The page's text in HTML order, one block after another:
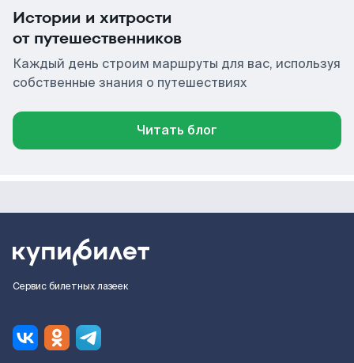
Истории и хитрости
от путешественников
Каждый день строим маршруты для вас, используя
собственные знания о путешествиях
Читать блог
Сервис билетных лазеек